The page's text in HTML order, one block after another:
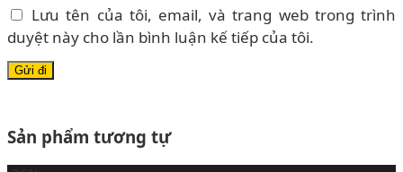
Lưu tên của tôi, email, và trang web trong trình
duyệt này cho lần bình luận kế tiếp của tôi.
Sản phẩm tương tự